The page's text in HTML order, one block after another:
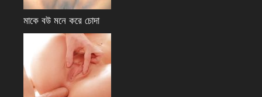
মাকে বউ মনে করে চোদা